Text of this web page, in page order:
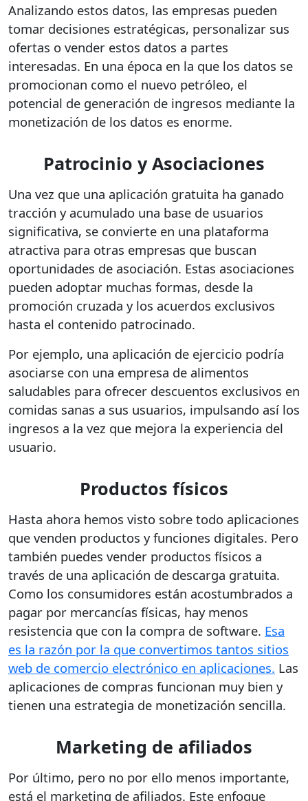
Analizando estos datos, las empresas pueden
tomar decisiones estratégicas, personalizar sus
ofertas o vender estos datos a partes
interesadas. En una época en la que los datos se
promocionan como el nuevo petróleo, el
potencial de generación de ingresos mediante la
monetización de los datos es enorme.
Patrocinio y Asociaciones
Una vez que una aplicación gratuita ha ganado
tracción y acumulado una base de usuarios
significativa, se convierte en una plataforma
atractiva para otras empresas que buscan
oportunidades de asociación. Estas asociaciones
pueden adoptar muchas formas, desde la
promoción cruzada y los acuerdos exclusivos
hasta el contenido patrocinado.
Por ejemplo, una aplicación de ejercicio podría
asociarse con una empresa de alimentos
saludables para ofrecer descuentos exclusivos en
comidas sanas a sus usuarios, impulsando así los
ingresos a la vez que mejora la experiencia del
usuario.
Productos físicos
Hasta ahora hemos visto sobre todo aplicaciones
que venden productos y funciones digitales. Pero
también puedes vender productos físicos a
través de una aplicación de descarga gratuita.
Como los consumidores están acostumbrados a
pagar por mercancías físicas, hay menos
resistencia que con la compra de software. Esa
es la razón por la que convertimos tantos sitios
web de comercio electrónico en aplicaciones. Las
aplicaciones de compras funcionan muy bien y
tienen una estrategia de monetización sencilla.
Marketing de afiliados
Por último, pero no por ello menos importante,
está el marketing de afiliados. Este enfoque